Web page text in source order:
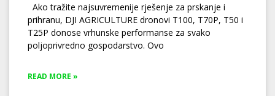
Ako tražite najsuvremenije rješenje za prskanje i
prihranu, DJI AGRICULTURE dronovi T100, T70P, T50 i
T25P donose vrhunske performanse za svako
poljoprivredno gospodarstvo. Ovo
READ MORE »